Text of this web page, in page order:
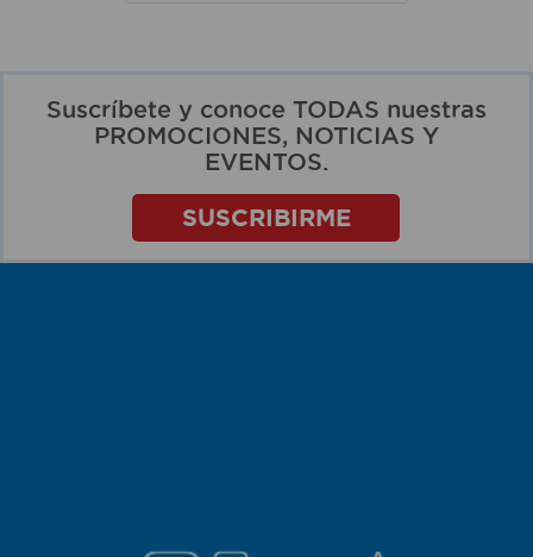
Suscríbete y conoce TODAS nuestras
PROMOCIONES, NOTICIAS Y
EVENTOS.
SUSCRIBIRME